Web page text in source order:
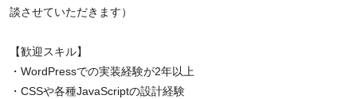
談させていただきます）
【歓迎スキル】
・WordPressでの実装経験が2年以上
・CSSや各種JavaScriptの設計経験